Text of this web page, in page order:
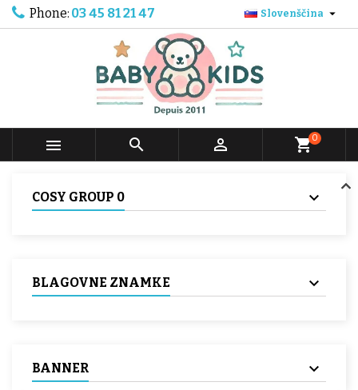
Phone: 03 45 81 21 47 Slovenščina 
   shopping_cart0
COSY GROUP 0
BLAGOVNE ZNAMKE
BANNER